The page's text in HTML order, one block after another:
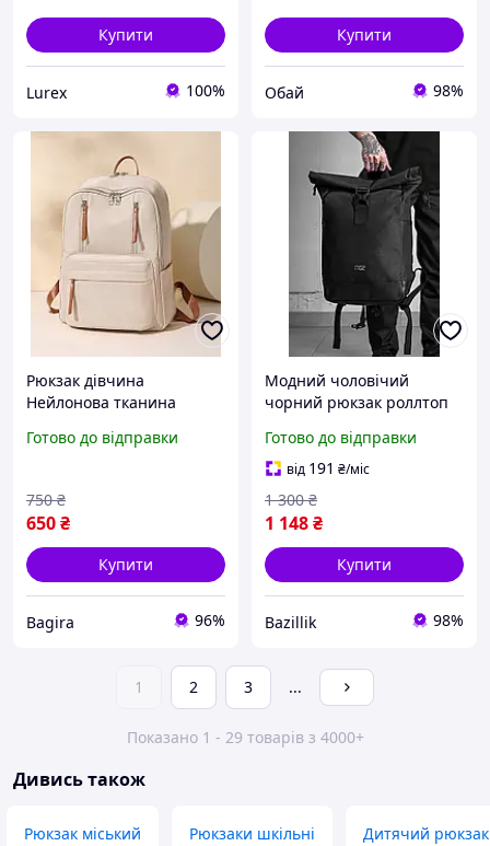
Купити
Lurex 100%
Купити
Обай 98%
Рюкзак дівчина
Нейлонова тканина
Міський рюкзак шкільної
Готово до відправки
650₴
750 ₴
Купити
Bagira 96%
Модний чоловічий
чорний рюкзак роллтоп
тканини повсякденний
шкільний
Готово до відправки
від 191 ₴/міс
1 148₴
1 300 ₴
Купити
Bazillik 98%
1 2 3 ...
Показано 1 - 29 товарів з 4000+
Дивись також
Рюкзак міський Рюкзаки шкільні Дитячий рюкзак